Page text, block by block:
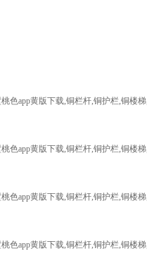
色app黄版下载,铜栏杆,铜护栏,铜
色app黄版下载,铜栏杆,铜护栏,铜
色app黄版下载,铜栏杆,铜护栏,铜
色app黄版下载,铜栏杆,铜护栏,铜